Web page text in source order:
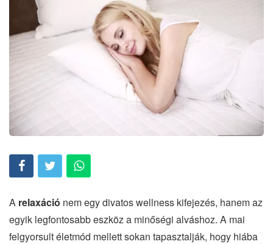
A relaxáció nem egy divatos wellness kifejezés, hanem az
egyik legfontosabb eszköz a minőségi alváshoz. A mai
felgyorsult életmód mellett sokan tapasztalják, hogy hiába